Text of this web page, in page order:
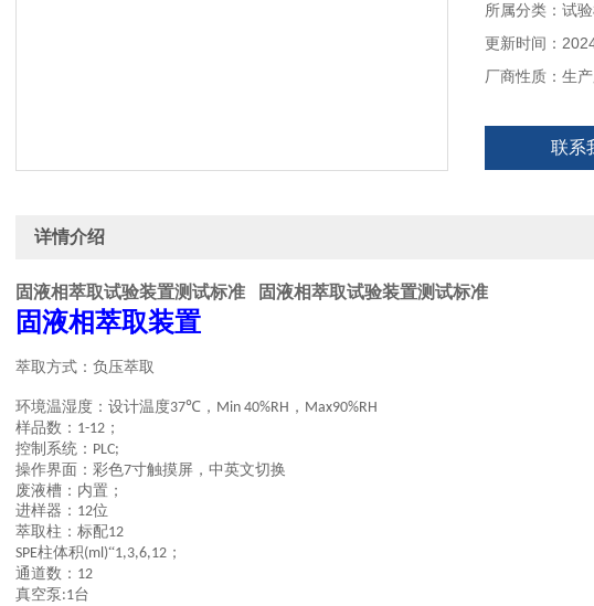
所属分类：试
更新时间：
厂商性质：生
联系
详情介绍
固液相萃取试验装置测试标准 固液相萃取试验装置测试标准
固液相萃取装置
萃取方式：负压萃取
环境温湿度： 设计温度37℃ ， Min 40%RH ， Max90%RH
样品数： 1-12 ；
控制系统： PLC;
操作界面：彩色7寸触摸屏，中英文切换
废液槽：内置；
进样器： 12位
萃取柱： 标配12
SPE柱体积(ml)“1,3,6,12 ；
通道数： 12
真空泵 :1台